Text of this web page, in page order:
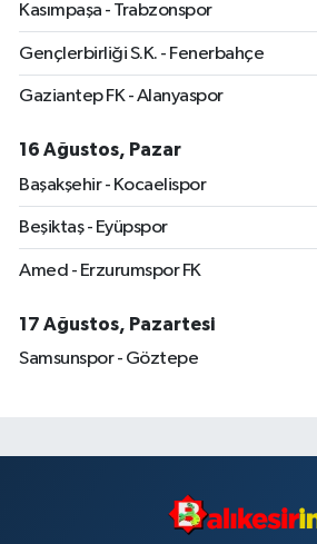
Kasımpaşa - Trabzonspor
Gençlerbirliği S.K. - Fenerbahçe
Gaziantep FK - Alanyaspor
16 Ağustos, Pazar
Başakşehir - Kocaelispor
Beşiktaş - Eyüpspor
Amed - Erzurumspor FK
17 Ağustos, Pazartesi
Samsunspor - Göztepe